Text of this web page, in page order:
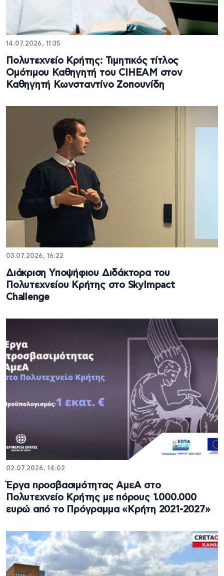
14.07.2026, 11:35
Πολυτεχνείο Κρήτης: Τιμητικός τίτλος
Ομότιμου Καθηγητή του CIHEAM στον
Καθηγητή Κωνσταντίνο Ζοπουνίδη
03.07.2026, 16:22
Διάκριση Υποψήφιου Διδάκτορα του
Πολυτεχνείου Κρήτης στο SkyImpact
Challenge
02.07.2026, 14:02
Έργα προσβασιμότητας ΑμεΑ στο
Πολυτεχνείο Κρήτης με πόρους 1.000.000
ευρώ από το Πρόγραμμα «Κρήτη 2021-2027»